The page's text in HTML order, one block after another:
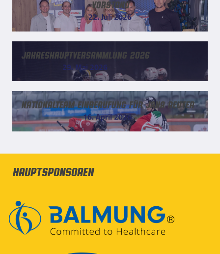
Vorstand
22. Juli 2026
Jahreshauptversammlung 2026
29. Mai 2026
Nationalteam Einberufung für Jana Reuter
16. April 2026
Hauptsponsoren